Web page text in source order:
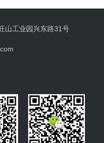
山工业园兴东路31号